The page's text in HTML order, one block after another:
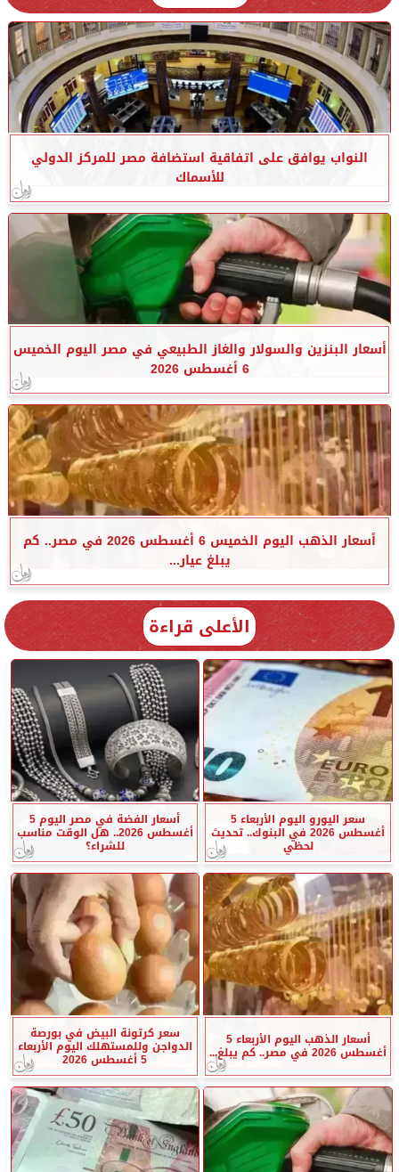
النواب يوافق على اتفاقية استضافة مصر للمركز الدولي
للأسماك
أسعار البنزين والسولار والغاز الطبيعي في مصر اليوم الخميس
6 أغسطس 2026
أسعار الذهب اليوم الخميس 6 أغسطس 2026 في مصر.. كم
يبلغ عيار...
الأعلى قراءة
سعر اليورو اليوم الأربعاء 5
أغسطس 2026 في البنوك.. تحديث
لحظي
أسعار الفضة في مصر اليوم 5
أغسطس 2026.. هل الوقت مناسب
للشراء؟
أسعار الذهب اليوم الأربعاء 5
أغسطس 2026 في مصر.. كم يبلغ...
سعر كرتونة البيض في بورصة
الدواجن وللمستهلك اليوم الأربعاء
5 أغسطس 2026